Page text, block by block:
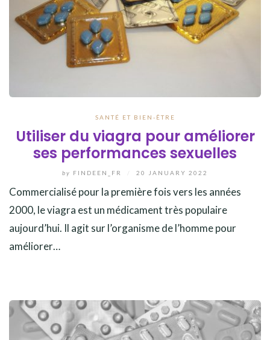
SANTÉ ET BIEN-ÊTRE
Utiliser du viagra pour améliorer
ses performances sexuelles
by FINDEEN_FR 20 JANUARY 2022
Commercialisé pour la première fois vers les années
2000, le viagra est un médicament très populaire
aujourd’hui. Il agit sur l’organisme de l’homme pour
améliorer…